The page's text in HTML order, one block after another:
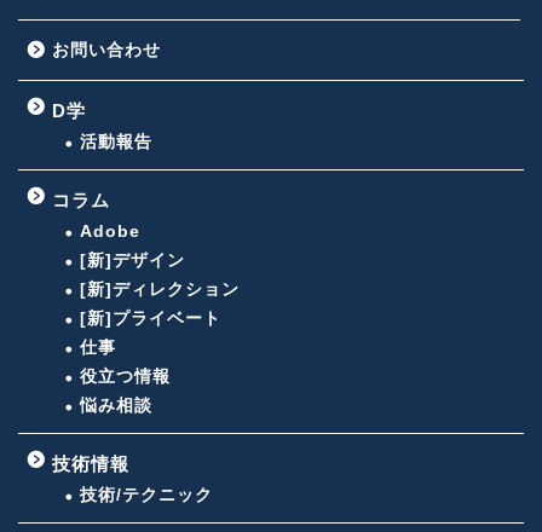
お問い合わせ
D学
活動報告
コラム
Adobe
[新]デザイン
[新]ディレクション
[新]プライベート
仕事
役立つ情報
悩み相談
技術情報
技術/テクニック